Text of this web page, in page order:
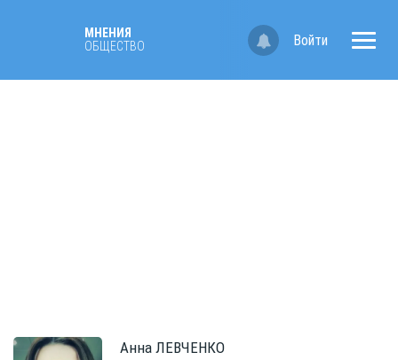
МНЕНИЯ
ОБЩЕСТВО
Войти
Анна ЛЕВЧЕНКО